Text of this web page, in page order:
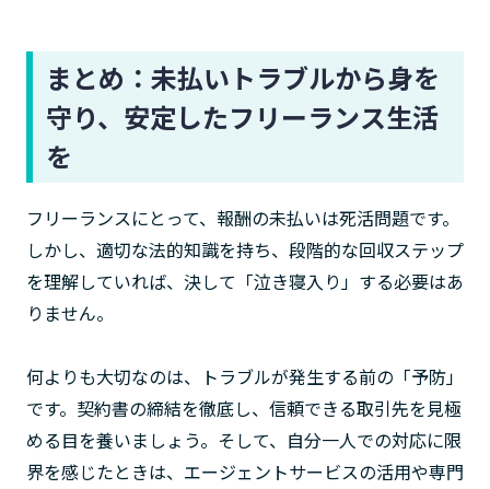
まとめ：未払いトラブルから身を
守り、安定したフリーランス生活
を
フリーランスにとって、報酬の未払いは死活問題です。
しかし、適切な法的知識を持ち、段階的な回収ステップ
を理解していれば、決して「泣き寝入り」する必要はあ
りません。
何よりも大切なのは、トラブルが発生する前の「予防」
です。契約書の締結を徹底し、信頼できる取引先を見極
める目を養いましょう。そして、自分一人での対応に限
界を感じたときは、エージェントサービスの活用や専門